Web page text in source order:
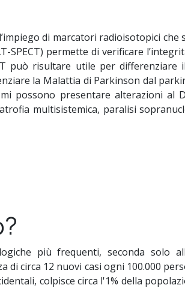
di marcatori radioisotopici
SPECT) permette di verificare
può risultare utile per
la Malattia di Parkinson dal
possono presentare alterazioni al
multisistemica, paralisi
più frequenti, seconda solo
circa 12 nuovi casi ogni 100.000
colpisce circa l'1% della